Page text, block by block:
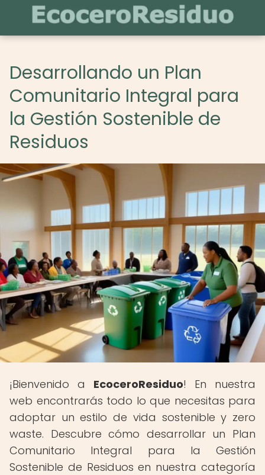
Desarrollando un Plan
Comunitario Integral para
la Gestión Sostenible de
Residuos
¡Bienvenido a EcoceroResiduo! En nuestra
web encontrarás todo lo que necesitas para
adoptar un estilo de vida sostenible y zero
waste. Descubre cómo desarrollar un Plan
Comunitario Integral para la Gestión
Sostenible de Residuos en nuestra categoría